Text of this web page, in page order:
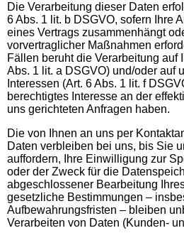
Die Verarbeitung dieser Daten
6 Abs. 1 lit. b DSGVO, sofern Ihre
eines Vertrags zusammenhängt
vorvertraglicher Maßnahmen
Fällen beruht die Verarbeitung auf
Abs. 1 lit. a DSGVO) und/oder auf
Interessen (Art. 6 Abs. 1 lit. f
berechtigtes Interesse an der
uns gerichteten Anfragen haben.
Die von Ihnen an uns per
Daten verbleiben bei uns, bis Sie
auffordern, Ihre Einwilligung zur
oder der Zweck für die
abgeschlossener Bearbeitung
gesetzliche Bestimmungen –
Aufbewahrungsfristen – bleiben
Verarbeiten von Daten (Kunden-